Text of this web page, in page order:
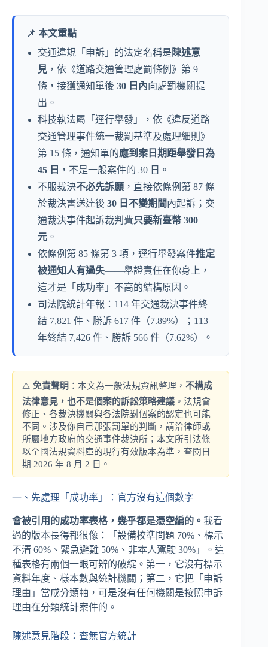
📌 本文重點
交通違規「申訴」的法定名稱是 陳述意
見 ，依《道路交通管理處罰條例》第 9
條，接獲通知單後30 日內向處罰機關提
出。
科技執法屬「逕行舉發」，依《違反道路
交通管理事件統一裁罰基準及處理細則》
第 15 條，通知單的應到案日期距舉發日為
45 日 ，不是一般案件的 30 日。
不服裁決不必先訴願 ，直接依條例第 87 條
於裁決書送達後30 日不變期間內起訴；交
通裁決事件起訴裁判費只要新臺幣 300
元 。
依條例第 85 條第 3 項，逕行舉發案件推定
被通知人有過失——舉證責任在你身上，
這才是「成功率」不高的結構原因。
司法院統計年報：114 年交通裁決事件終
結 7,821 件、勝訴 617 件（7.89%）；113
年終結 7,426 件、勝訴 566 件（7.62%）。
⚠️ 免責聲明 ：本文為一般法規資訊整理， 不構成
法律意見，也不是個案的訴訟策略建議 。法規會
修正、各裁決機關與各法院對個案的認定也可能
不同。涉及你自己那張罰單的判斷，請洽律師或
所屬地方政府的交通事件裁決所；本文所引法條
以全國法規資料庫的現行有效版本為準，查閱日
期 2026 年 8 月 2 日。
一、先處理「成功率」：官方沒有這個數字
會被引用的成功率表格，幾乎都是憑空編的。 我看
過的版本長得都很像：「設備校準問題 70%、標示
不清 60%、緊急避難 50%、非本人駕駛 30%」。這
種表格有兩個一眼可辨的破綻。第一，它沒有標示
資料年度、樣本數與統計機關；第二，它把「申訴
理由」當成分類軸，可是沒有任何機關是按照申訴
理由在分類統計案件的。
陳述意見階段：查無官方統計